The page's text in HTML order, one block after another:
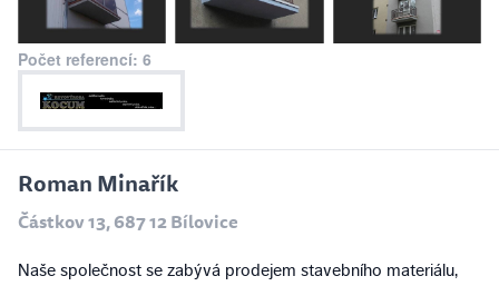
Počet referencí: 6
Roman Minařík
Částkov 13, 687 12 Bílovice
Naše společnost se zabývá prodejem stavebního materiálu,